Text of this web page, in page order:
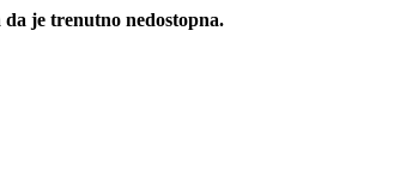
je trenutno nedostopna.